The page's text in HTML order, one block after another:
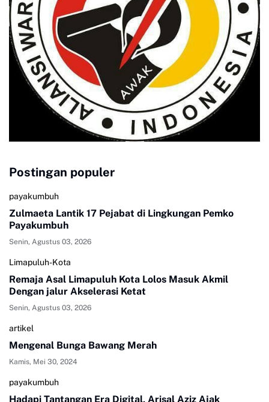
Postingan populer
payakumbuh
Zulmaeta Lantik 17 Pejabat di Lingkungan Pemko
Payakumbuh
Senin, Agustus 03, 2026
Limapuluh-Kota
Remaja Asal Limapuluh Kota Lolos Masuk Akmil
Dengan jalur Akselerasi Ketat
Senin, Agustus 03, 2026
artikel
Mengenal Bunga Bawang Merah
Kamis, Mei 30, 2024
payakumbuh
Hadapi Tantangan Era Digital, Arisal Aziz Ajak